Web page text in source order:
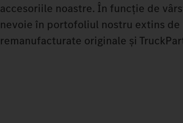
accesoriile noastre. În funcție de
nevoie în portofoliul nostru extins de
remanufacturate originale și